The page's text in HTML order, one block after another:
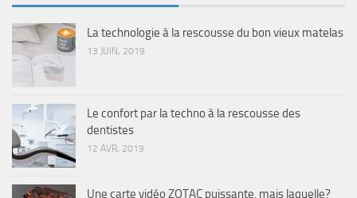
La technologie à la rescousse du bon vieux matelas
13 JUIN, 2019
Le confort par la techno à la rescousse des
dentistes
12 AVR, 2019
Une carte vidéo ZOTAC puissante, mais laquelle?